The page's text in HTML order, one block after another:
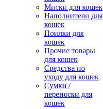
Миски для кошек
Наполнители для
кошек
Поилки для
кошек
Прочие товары
для кошек
Средства по
уходу для кошек
Сумки /
переноски для
кошек